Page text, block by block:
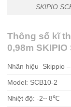
SKIPIO
Thông số kĩ
0,98m SKIPIO
Nhãn hiệu Skippio
Model: SCB10-2
Nhiệt độ: -2~ 8℃